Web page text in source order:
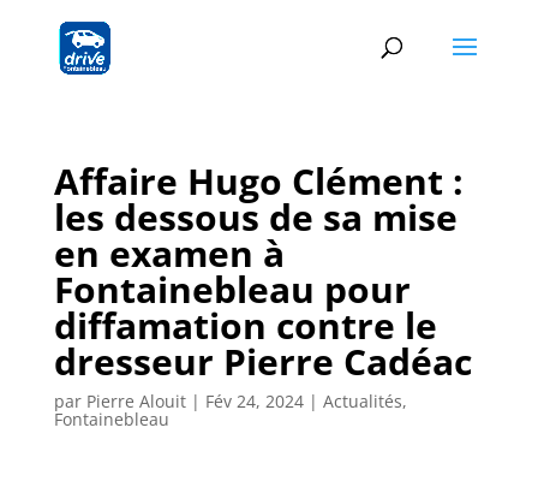
Affaire Hugo Clément :
les dessous de sa mise
en examen à
Fontainebleau pour
diffamation contre le
dresseur Pierre Cadéac
par Pierre Alouit| Fév 24, 2024| Actualités,
Fontainebleau